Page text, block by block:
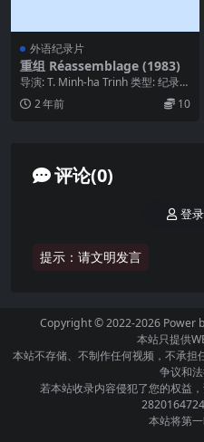
外语纪录片
重组 Réassemblage (1983)
导演: T. Minh-ha Trinh 类型: 纪录
片 / 短片 制片国家/地...
2 年前 10
评论(0)
提示：请文明发言
登
Copyright © 2022-2026 Power
本站只提供
本站不存储、不制作任何视频，不承
争议和
若本站收录内容侵犯了您的权益
本站将第